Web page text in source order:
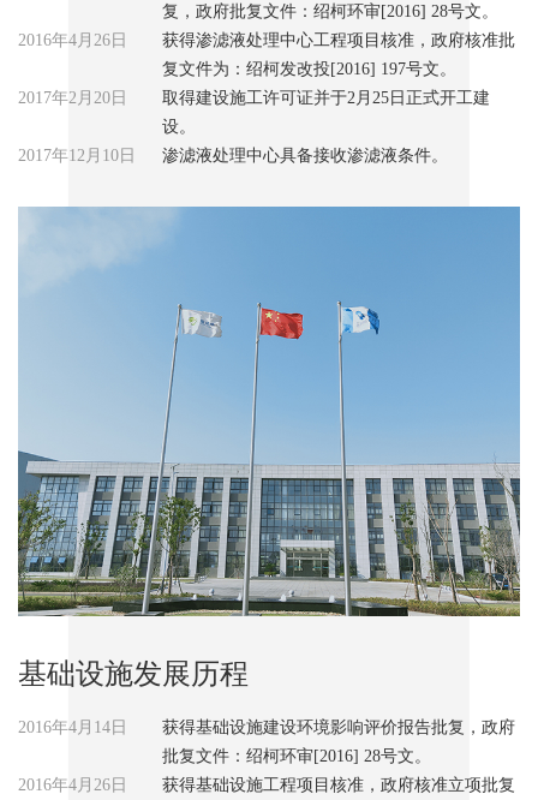
复，政府批复文件：绍柯环审[2016] 28号文。
2016年4月26日
获得渗滤液处理中心工程项目核准，政府核准批
复文件为：绍柯发改投[2016] 197号文。
2017年2月20日
取得建设施工许可证并于2月25日正式开工建
设。
2017年12月10日
渗滤液处理中心具备接收渗滤液条件。
基础设施发展历程
2016年4月14日
获得基础设施建设环境影响评价报告批复，政府
批复文件：绍柯环审[2016] 28号文。
2016年4月26日
获得基础设施工程项目核准，政府核准立项批复